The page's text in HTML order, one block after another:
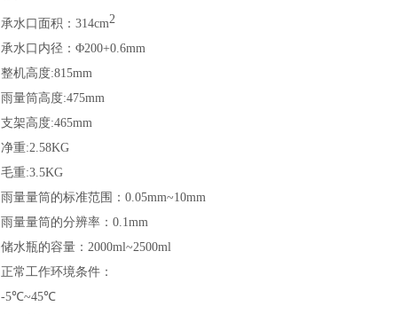
承水口面积： 314cm2
承水口内径： Φ200+0.6mm
整机高度:815mm
雨量筒高度:475mm
支架高度:465mm
净重:2.58KG
毛重:3.5KG
雨量量筒的标准范围： 0.05mm~10mm
雨量量筒的分辨率： 0.1mm
储水瓶的容量： 2000ml~2500ml
正常工作环境条件：
-5℃~45℃